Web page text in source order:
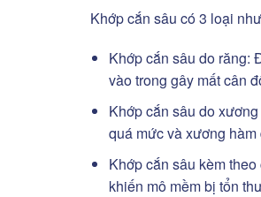
Khớp cắn sâu có 3 loại
Khớp cắn sâu do răng:
vào trong gây mất cân
Khớp cắn sâu do
quá mức và xương
Khớp cắn sâu kèm
khiến mô mềm bị tổn